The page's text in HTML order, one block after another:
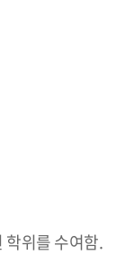
위를 수여함.